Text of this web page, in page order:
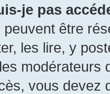
je pas
être
les lire, y
modérateurs
vous devez